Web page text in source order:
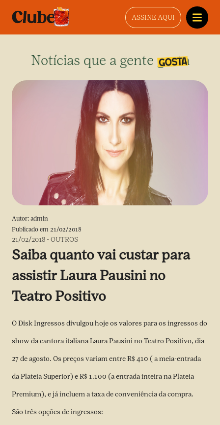
ASSINE AQUI
Notícias que a gente gosta
Autor: admin
Publicado em 21/02/2018
21/02/2018 -OUTROS
Saiba quanto vai custar para
assistir Laura Pausini no
Teatro Positivo
O Disk Ingressos divulgou hoje os valores para os ingressos do
show da cantora italiana Laura Pausini no Teatro Positivo, dia
27 de agosto. Os preços variam entre R$ 410 ( a meia-entrada
da Plateia Superior) e R$ 1.100 (a entrada inteira na Plateia
Premium), e já incluem a taxa de conveniência da compra.
São três opções de ingressos: